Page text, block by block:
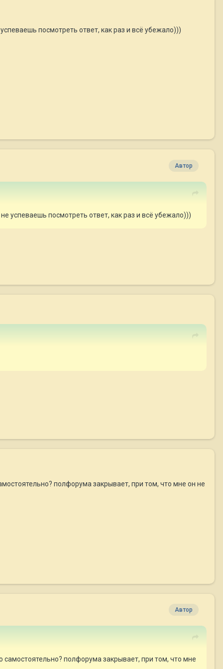
посмотреть ответ, как раз и всё убежало)))
Автор
успеваешь посмотреть ответ, как раз и всё убежало)))
полфорума закрывает, при том, что мне он не
Автор
самостоятельно? полфорума закрывает, при том, что мне